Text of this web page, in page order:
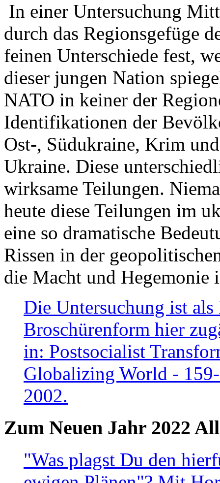
In einer Untersuchung
durch das Regionsgefüge
feinen Unterschiede fest,
dieser jungen Nation
NATO in keiner der
Identifikationen der
Ost-, Südukraine, Krim
Ukraine. Diese
wirksame Teilungen.
heute diese Teilungen im
eine so dramatische
Rissen in der
die Macht und Hegemonie
Die Untersuchung ist
Broschürenform hier
in: Postsocialist
Globalizing World -
2002.
Zum Neuen Jahr 2022
"Was plagst Du den